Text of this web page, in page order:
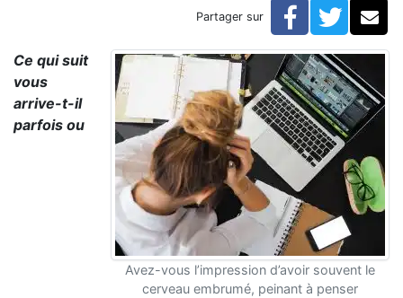
Vos appareils sans fil pourraient-ils contribuer à
Partager sur Facebook
Avez-vous l’impression d’avoir souvent le
cerveau embrumé, peinant à penser
Ce qui suit
vous
arrive-t-il
parfois ou